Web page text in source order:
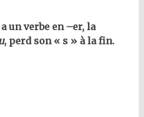
un verbe en –er, la
, perd son « s » à la fin.